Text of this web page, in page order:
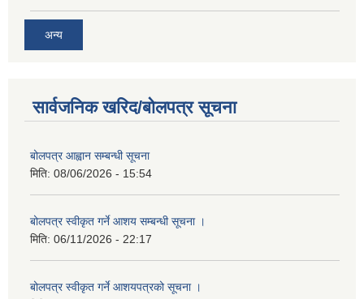
अन्य
सार्वजनिक खरिद/बोलपत्र सूचना
बोलपत्र आह्वान सम्बन्धी सूचना
मिति: 08/06/2026 - 15:54
बोलपत्र स्वीकृत गर्ने आशय सम्बन्धी सूचना ।
मिति: 06/11/2026 - 22:17
बोलपत्र स्वीकृत गर्ने आशयपत्रको सूचना ।